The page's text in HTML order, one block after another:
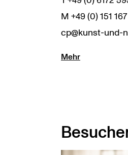
M +49 (0) 151
cp@kunst-und-
Mehr